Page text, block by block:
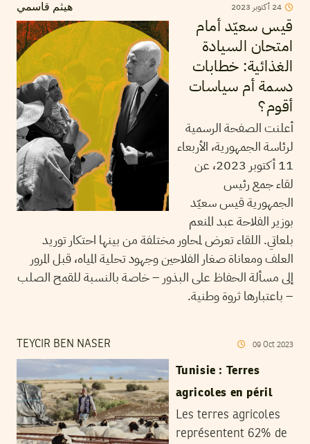
هيثم قاسمي 24 أكتوبر 2023
قيس سعيّد أمام
امتحان السيادة
الغذائية: خطابات
دسمة أم سياسات
أقوم؟
أعلنت الصفحة الرسمية
لرئاسة الجمهورية، الأربعاء
11 أكتوبر 2023، عن
لقاء جمع رئيس
الجمهورية قيس سعيّد
بوزير الفلاحة عبد المنعم
بلعاتي. اللقاء تعرض لمحاور مختلفة من بينها احتكار توريد
العلف ومعاناة صغار الفلاحين وجهود تحلية المياه، قبل المرور
إلى مسألة الحفاظ على البذور – خاصة بالنسبة للقمح الصلب
– باعتبارها ثروة وطنية.
TEYCIR BEN NASER 09 Oct 2023
Tunisie : Terres
agricoles en péril
Les terres agricoles
représentent 62% de